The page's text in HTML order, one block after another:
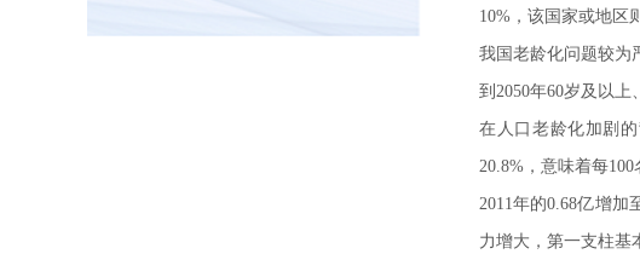
10%，该国家或地区
我国老龄化问题较为
到2050年60岁及以上
在人口老龄化加剧
20.8%，意味着每
2011年的0.68亿增
力增大，第一支柱基